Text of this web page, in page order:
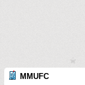
MMUFC